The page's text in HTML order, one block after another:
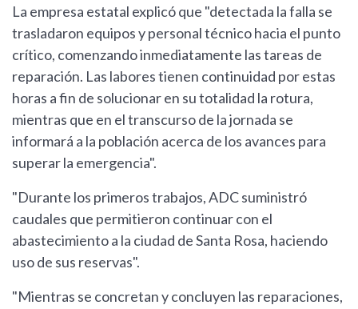
La empresa estatal explicó que "detectada la falla se
trasladaron equipos y personal técnico hacia el punto
crítico, comenzando inmediatamente las tareas de
reparación. Las labores tienen continuidad por estas
horas a fin de solucionar en su totalidad la rotura,
mientras que en el transcurso de la jornada se
informará a la población acerca de los avances para
superar la emergencia".
"Durante los primeros trabajos, ADC suministró
caudales que permitieron continuar con el
abastecimiento a la ciudad de Santa Rosa, haciendo
uso de sus reservas".
"Mientras se concretan y concluyen las reparaciones,